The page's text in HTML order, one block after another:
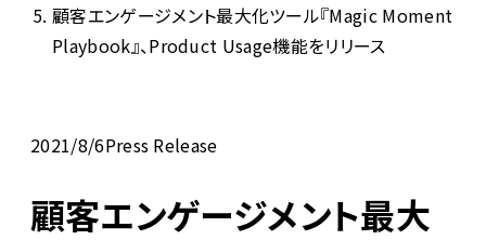
顧客エンゲージメント最大化ツール『Magic Moment
Playbook』、Product Usage機能をリリース
2021/8/6Press Release
顧客エンゲージメント最大